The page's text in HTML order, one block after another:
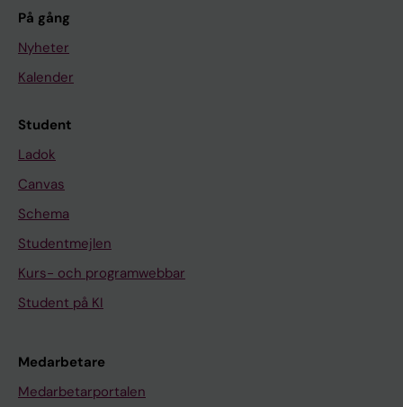
På gång
Nyheter
Kalender
Student
Ladok
Canvas
Schema
Studentmejlen
Kurs- och programwebbar
Student på KI
Medarbetare
Medarbetarportalen